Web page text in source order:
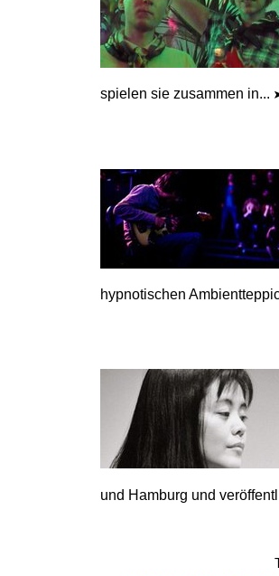
spielen sie zusammen in...
hypnotischen
und Hamburg und